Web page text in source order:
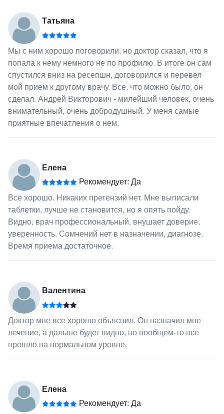
Татьяна
Мы с ним хорошо поговорили, но доктор сказал, что я
попала к нему немного не по профилю. В итоге он сам
спустился вниз на ресепшн, договорился и перевел
мой прием к другому врачу. Все, что можно было, он
сделал. Андрей Викторович - милейший человек, очень
внимательный, очень добродушный. У меня самые
приятные впечатления о нем.
Елена
Рекомендует: Да
Всё хорошо. Никаких претензий нет. Мне выписали
таблетки, лучше не становится, но я опять пойду.
Видно, врач профессиональный, внушает доверие,
уверенность. Сомнений нет в назначении, диагнозе.
Время приема достаточное.
Валентина
Доктор мне все хорошо объяснил. Он назначил мне
лечение, а дальше будет видно, но вообщем-то все
прошло на нормальном уровне.
Елена
Рекомендует: Да